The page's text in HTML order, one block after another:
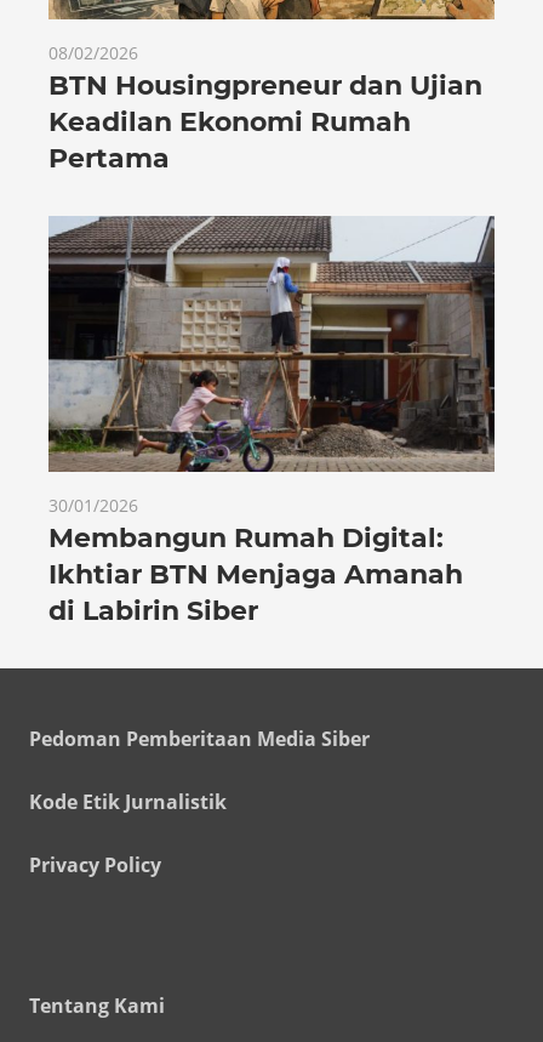
08/02/2026
BTN Housingpreneur dan Ujian
Keadilan Ekonomi Rumah
Pertama
30/01/2026
Membangun Rumah Digital:
Ikhtiar BTN Menjaga Amanah
di Labirin Siber
Pedoman Pemberitaan Media Siber
Kode Etik Jurnalistik
Privacy Policy
Tentang Kami